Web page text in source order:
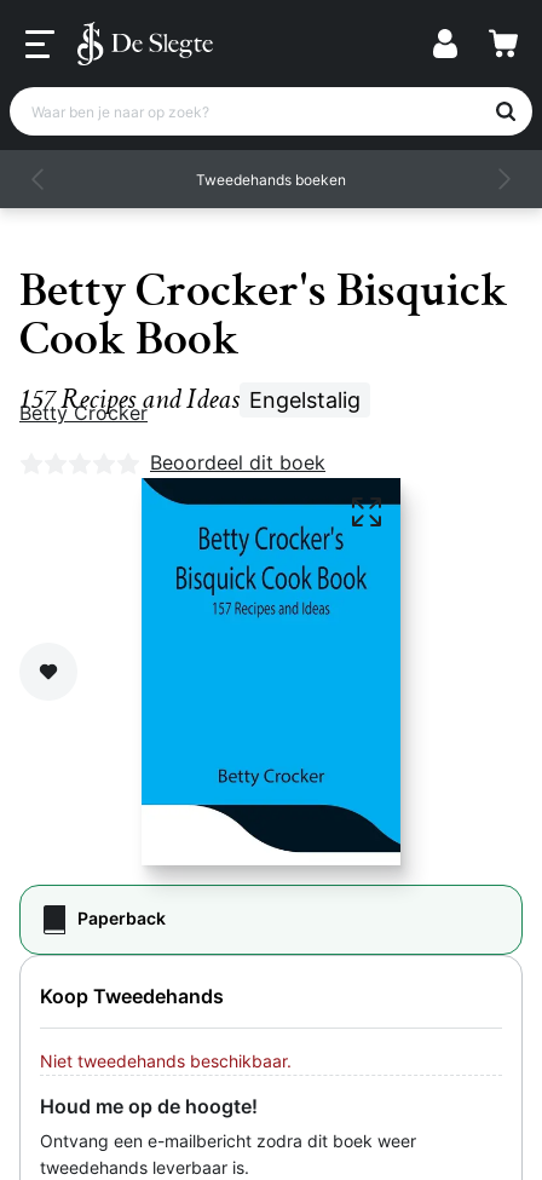
Waar ben je naar op zoek?
Tweedehands boeken
Betty Crocker's Bisquick
Cook Book
157 Recipes and Ideas Engelstalig
Betty Crocker
Nog geen beoordelingen
Beoordeel dit boek
Paperback
Koop Tweedehands
Niet tweedehands beschikbaar.
Houd me op de hoogte!
Ontvang een e-mailbericht zodra dit boek weer
tweedehands leverbaar is.